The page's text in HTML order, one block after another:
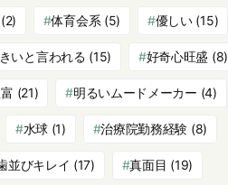
(2) 体育会系 (5) 優しい(15)
いと言われる (15) 好奇心旺盛 (8)
(21) 明るいムードメーカー (4)
水球(1) 治療院勤務経験 (8)
並びキレイ (17) 真面目 (19)